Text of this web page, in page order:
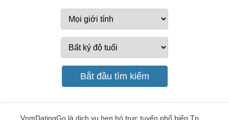
VnmDatingGo là dịch vụ hẹn hò trực tuyến phổ biến Tp.